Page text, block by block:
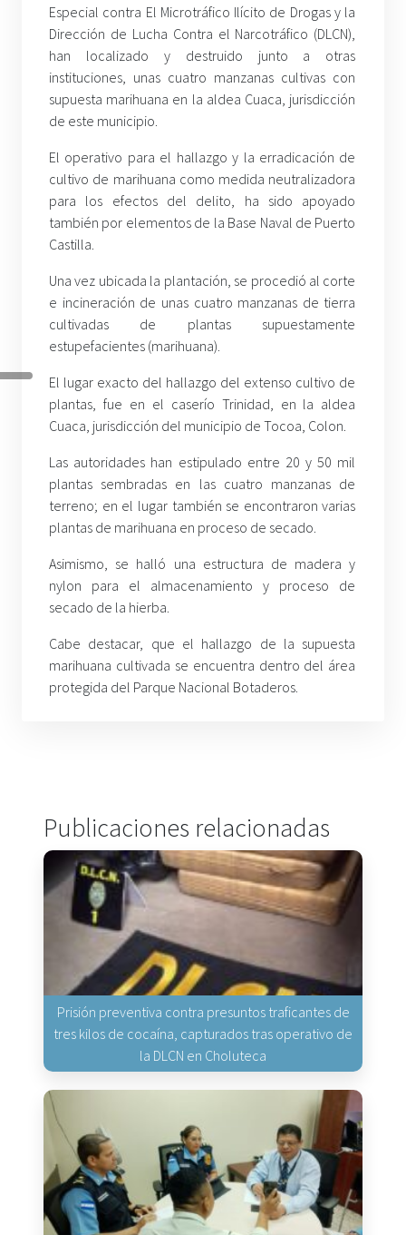
Especial contra El Microtráfico Ilícito de Drogas y la
Dirección de Lucha Contra el Narcotráfico (DLCN),
han localizado y destruido junto a otras
instituciones, unas cuatro manzanas cultivas con
supuesta marihuana en la aldea Cuaca, jurisdicción
de este municipio.
El operativo para el hallazgo y la erradicación de
cultivo de marihuana como medida neutralizadora
para los efectos del delito, ha sido apoyado
también por elementos de la Base Naval de Puerto
Castilla.
Una vez ubicada la plantación, se procedió al corte
e incineración de unas cuatro manzanas de tierra
cultivadas de plantas supuestamente
estupefacientes (marihuana).
El lugar exacto del hallazgo del extenso cultivo de
plantas, fue en el caserío Trinidad, en la aldea
Cuaca, jurisdicción del municipio de Tocoa, Colon.
Las autoridades han estipulado entre 20 y 50 mil
plantas sembradas en las cuatro manzanas de
terreno; en el lugar también se encontraron varias
plantas de marihuana en proceso de secado.
Asimismo, se halló una estructura de madera y
nylon para el almacenamiento y proceso de
secado de la hierba.
Cabe destacar, que el hallazgo de la supuesta
marihuana cultivada se encuentra dentro del área
protegida del Parque Nacional Botaderos.
Publicaciones relacionadas
Prisión preventiva contra presuntos traficantes de
tres kilos de cocaína, capturados tras operativo de
la DLCN en Choluteca